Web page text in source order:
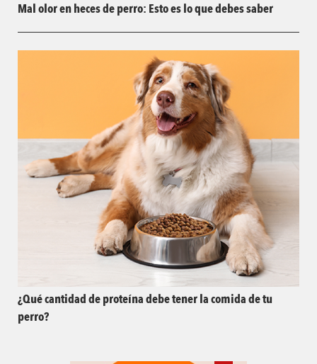
Mal olor en heces de perro: Esto es lo que debes saber
¿Qué cantidad de proteína debe tener la comida de tu
perro?